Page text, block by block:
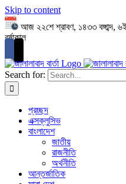
Skip to content
আজ ২২শে শ্রাবণ, ১৪৩৩ বঙ্গাব্দ,
বর্ষাকাল
Search for:
প্রচ্ছদ
এক্সক্লুসিভ
বাংলাদেশ
জাতীয়
রাজনীতি
অর্থনীতি
আন্তর্জাতিক